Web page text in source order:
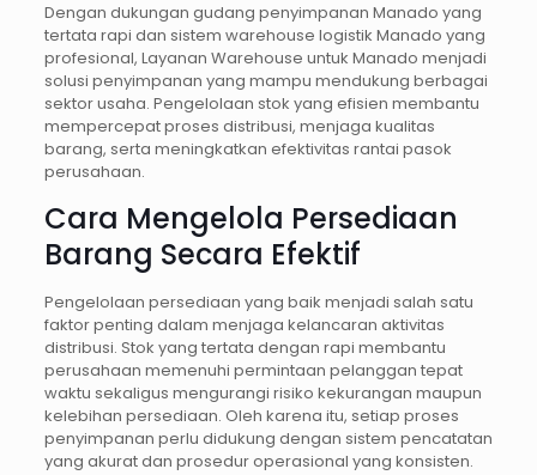
Dengan dukungan gudang penyimpanan Manado yang
tertata rapi dan sistem warehouse logistik Manado yang
profesional, Layanan Warehouse untuk Manado menjadi
solusi penyimpanan yang mampu mendukung berbagai
sektor usaha. Pengelolaan stok yang efisien membantu
mempercepat proses distribusi, menjaga kualitas
barang, serta meningkatkan efektivitas rantai pasok
perusahaan.
Cara Mengelola Persediaan
Barang Secara Efektif
Pengelolaan persediaan yang baik menjadi salah satu
faktor penting dalam menjaga kelancaran aktivitas
distribusi. Stok yang tertata dengan rapi membantu
perusahaan memenuhi permintaan pelanggan tepat
waktu sekaligus mengurangi risiko kekurangan maupun
kelebihan persediaan. Oleh karena itu, setiap proses
penyimpanan perlu didukung dengan sistem pencatatan
yang akurat dan prosedur operasional yang konsisten.